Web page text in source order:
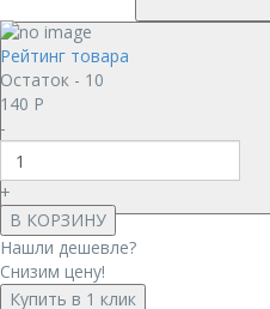
Рейтинг товара
Остаток - 10
140 Р
-
+
В КОРЗИНУ
Нашли дешевле?
Снизим цену!
Купить в 1 клик